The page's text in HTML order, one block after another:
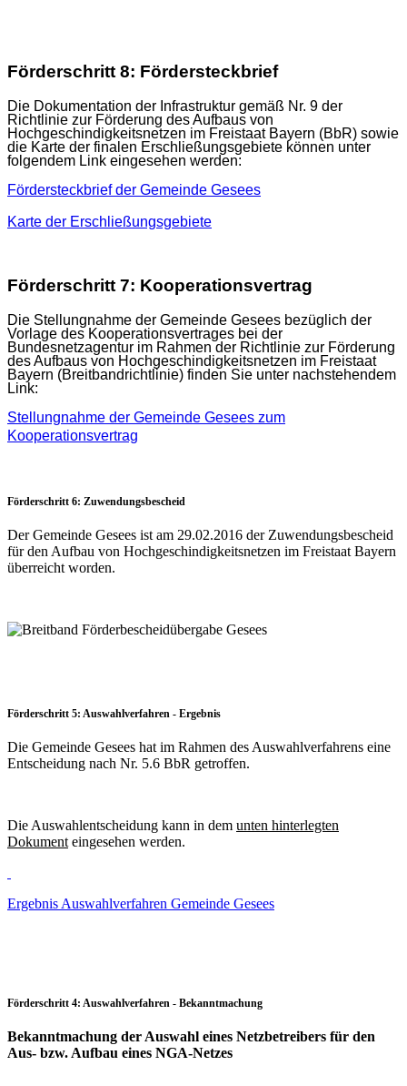
Förderschritt 8: Fördersteckbrief
Die Dokumentation der Infrastruktur gemäß Nr. 9 der
Richtlinie zur Förderung des Aufbaus von
Hochgeschindigkeitsnetzen im Freistaat Bayern (BbR) sowie
die Karte der finalen Erschließungsgebiete können unter
folgendem Link eingesehen werden:
Fördersteckbrief der Gemeinde Gesees
Karte der Erschließungsgebiete
Förderschritt 7: Kooperationsvertrag
Die Stellungnahme der Gemeinde Gesees bezüglich der
Vorlage des Kooperationsvertrages bei der
Bundesnetzagentur im Rahmen der Richtlinie zur Förderung
des Aufbaus von Hochgeschindigkeitsnetzen im Freistaat
Bayern (Breitbandrichtlinie) finden Sie unter nachstehendem
Link:
Stellungnahme der Gemeinde Gesees zum
Kooperationsvertrag
Förderschritt 6: Zuwendungsbescheid
Der Gemeinde Gesees ist am 29.02.2016 der Zuwendungsbescheid
für den Aufbau von Hochgeschindigkeitsnetzen im Freistaat Bayern
überreicht worden.
Förderschritt 5: Auswahlverfahren - Ergebnis
Die Gemeinde Gesees hat im Rahmen des Auswahlverfahrens eine
Entscheidung nach Nr. 5.6 BbR getroffen.
Die Auswahlentscheidung kann in dem unten hinterlegten
Dokument eingesehen werden.
Ergebnis Auswahlverfahren Gemeinde Gesees
Förderschritt 4: Auswahlverfahren - Bekanntmachung
Bekanntmachung der Auswahl eines Netzbetreibers für den
Aus- bzw. Aufbau eines NGA-Netzes